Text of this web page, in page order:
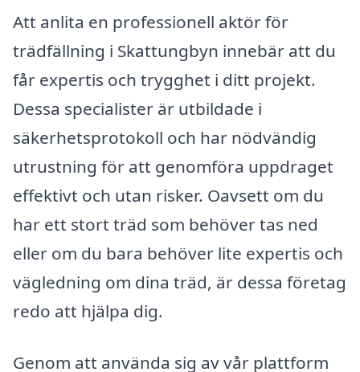
Att anlita en professionell aktör för
trädfällning i Skattungbyn innebär att du
får expertis och trygghet i ditt projekt.
Dessa specialister är utbildade i
säkerhetsprotokoll och har nödvändig
utrustning för att genomföra uppdraget
effektivt och utan risker. Oavsett om du
har ett stort träd som behöver tas ned
eller om du bara behöver lite expertis och
vägledning om dina träd, är dessa företag
redo att hjälpa dig.
Genom att använda sig av vår plattform